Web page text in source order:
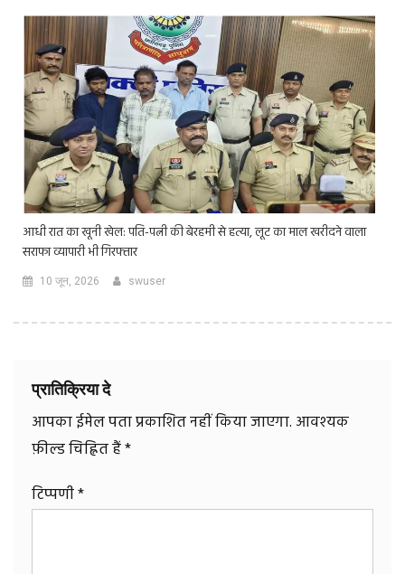
आधी रात का खूनी खेल: पति-पत्नी की बेरहमी से हत्या, लूट का माल खरीदने वाला
सराफा व्यापारी भी गिरफ्तार
10 जून, 2026 swuser
प्रातिक्रिया दे
आपका ईमेल पता प्रकाशित नहीं किया जाएगा. आवश्यक
फ़ील्ड चिह्नित हैं*
टिप्पणी*